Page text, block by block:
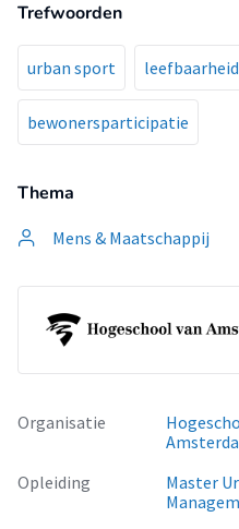
Trefwoorden
urban sport leefbaarheid
bewonersparticipatie
Thema
Mens & Maatschappij
Organisatie
Opleiding
Master